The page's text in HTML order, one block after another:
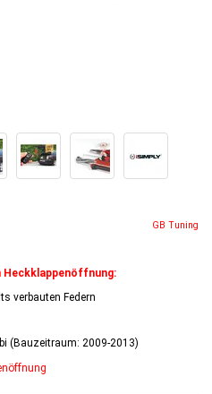
GB Tuning
verbauten Federn
(Bauzeitraum: 2009-2013)